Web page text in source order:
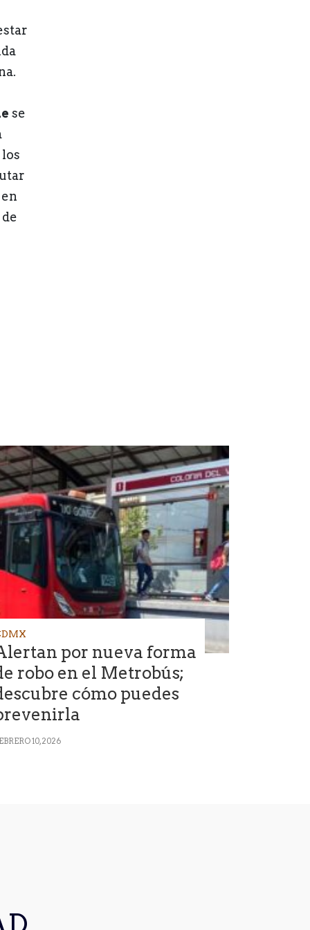
se
los
por nueva forma
robo en el Metrobús;
cómo puedes
10, 2026